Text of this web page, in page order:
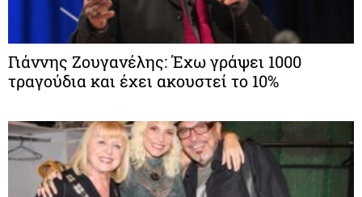
Γιάννης Ζουγανέλης: Έχω γράψει 1000
τραγούδια και έχει ακουστεί το 10%